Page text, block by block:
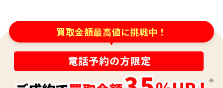
買取金額最高値に挑戦中！